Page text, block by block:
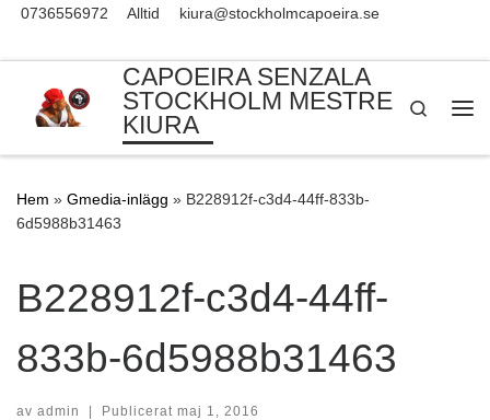
0736556972 Alltid kiura@stockholmcapoeira.se
CAPOEIRA SENZALA
STOCKHOLM MESTRE
KIURA
Search
Hem » Gmedia-inlägg » B228912f-c3d4-44ff-833b-
6d5988b31463
B228912f-c3d4-44ff-
833b-6d5988b31463
av admin | Publicerat maj 1, 2016